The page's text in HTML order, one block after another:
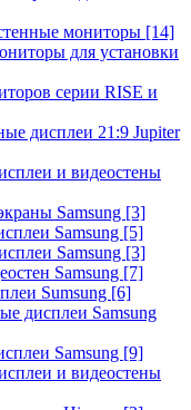
мониторы [14]
для установки
серии RISE и
дисплеи 21:9 Jupiter
и видеостены
Samsung [3]
Samsung [5]
Samsung [3]
Samsung [7]
Sumsung [6]
дисплеи Samsung
Samsung [9]
и видеостены